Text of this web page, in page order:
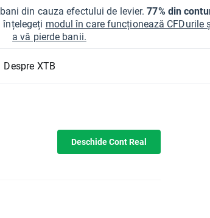
din cauza efectului de levier.77% din
înțelegeți modul în care funcționează
a vă pierde banii.
Despre XTB
Deschide Cont Real